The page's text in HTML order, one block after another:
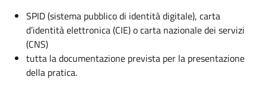
SPID (sistema pubblico di identità digitale), carta
d’identità elettronica (CIE) o carta nazionale dei servizi
(CNS)
tutta la documentazione prevista per la presentazione
della pratica.